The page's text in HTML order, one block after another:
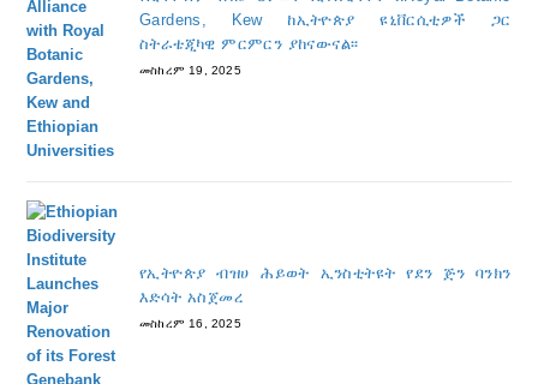
Gardens, Kew ከኢትዮጵያ ዩኒቨርሲቲዎች ጋር
ስትራቴጂካዊ ምርምርን ያከናውናል፡፡
መስከረም 19, 2025
የኢትዮጵያ ብዝሀ ሕይወት ኢንስቲትዩት የደን ጅን ባንክን
እድሳት አስጀመረ
መስከረም 16, 2025